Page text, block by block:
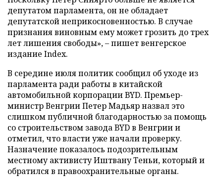
депутатом парламента, он не обладает
депутатской неприкосновенностью. В случае
признания виновным ему может грозить до трех
лет лишения свободы», – пишет венгерское
издание Index.
В середине июля политик сообщил об уходе из
парламента ради работы в китайской
автомобильной корпорации BYD. Премьер-
министр Венгрии Петер Мадьяр назвал это
слишком публичной благодарностью за помощь
со строительством завода BYD в Венгрии и
отметил, что власти уже начали проверку.
Назначение показалось подозрительным
местному активисту Иштвану Теньи, который и
обратился в правоохранительные органы.